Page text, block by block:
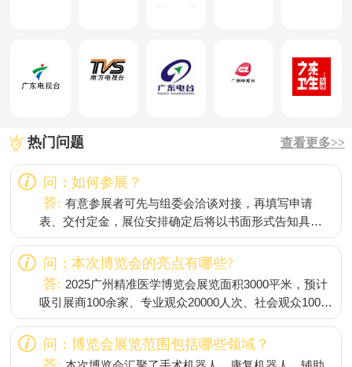
热门问题 查看更多>>
问：如何参展？
答:有意参展者可先与组委会洽谈对接，再填写申请
表、交付定金，展位安排确定后将以书面形式告知具体
参展事宜。
问：本次博览会的亮点有哪些?
答: 2025广州精准医学博览会展览面积3000平米，预计
吸引展商100余家、专业观众20000人次、社会观众10000
人次。
问：博览会展览范围包括哪些领域？